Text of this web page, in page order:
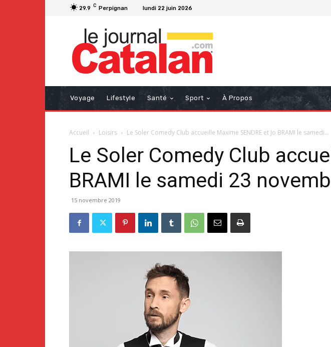
29.9 C Perpignan lundi 22 juin 2026
Voyage Lifestyle Santé Sport À Propos
Accueil Loisirs Le Soler Comedy Club accueille Maxime SENDRE et Jo BRAMI le samedi...
Le Soler Comedy Club
BRAMI le samedi 23
15 novembre 2019